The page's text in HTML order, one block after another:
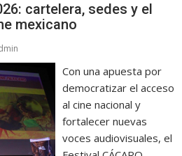
cartelera, sedes y el
mexicano
Con una apuesta por
democratizar el acceso
al cine nacional y
fortalecer nuevas
voces audiovisuales, el